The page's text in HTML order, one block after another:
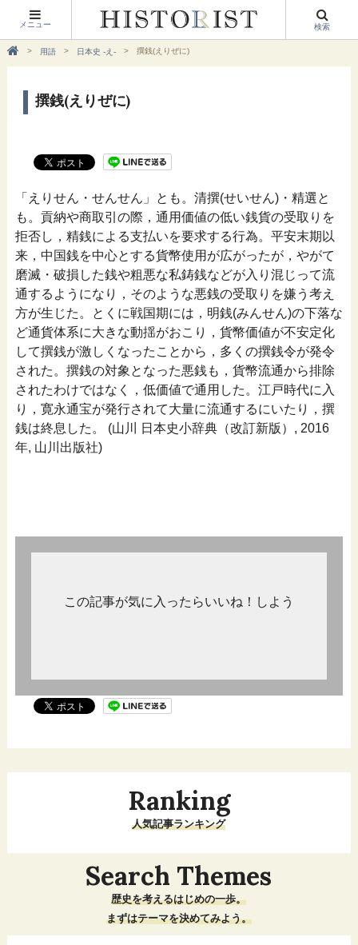
メニュー 検索
用語 日本史 -え- 撰銭(えりぜに)
撰銭(えりぜに)
「えりせん・せんせん」とも。清撰(せいせん)・精選と
も。貢納や商取引の際，通用価値の低い銭貨の受取りを
拒否し，精銭による支払いを要求する行為。平安末期以
来，中国銭を中心とする貨幣使用が広がったが，やがて
磨滅・破損した銭や粗悪な私鋳銭などが入り混じって流
通するようになり，そのような悪銭の受取りを嫌う考え
方が生じた。とくに戦国期には，明銭(みんせん)の下落な
ど通貨体系に大きな動揺がおこり，貨幣価値が不安定化
して撰銭が激しくなったことから，多くの撰銭令が発令
された。撰銭の対象となった悪銭も，貨幣流通から排除
されたわけではなく，低価値で通用した。江戸時代に入
り，寛永通宝が発行されて大量に流通するにいたり，撰
銭は終息した。 (山川 日本史小辞典（改訂新版）, 2016
年, 山川出版社)
この記事が気に入ったらいいね！しよう
Ranking
人気記事ランキング
Search Themes
歴史を考えるはじめの一歩。
まずはテーマを決めてみよう。